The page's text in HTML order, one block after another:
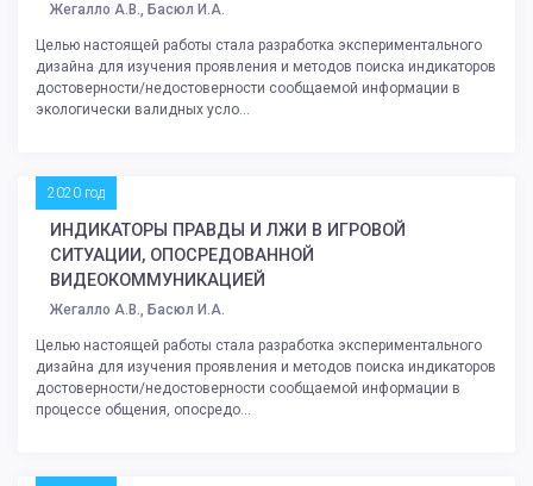
Жегалло А.В., Басюл И.А.
Целью настоящей работы стала разработка экспериментального
дизайна для изучения проявления и методов поиска индикаторов
достоверности/недостоверности сообщаемой информации в
экологически валидных усло...
2020 год
ИНДИКАТОРЫ ПРАВДЫ И ЛЖИ В ИГРОВОЙ
СИТУАЦИИ, ОПОСРЕДОВАННОЙ
ВИДЕОКОММУНИКАЦИЕЙ
Жегалло А.В., Басюл И.А.
Целью настоящей работы стала разработка экспериментального
дизайна для изучения проявления и методов поиска индикаторов
достоверности/недостоверности сообщаемой информации в
процессе общения, опосредо...